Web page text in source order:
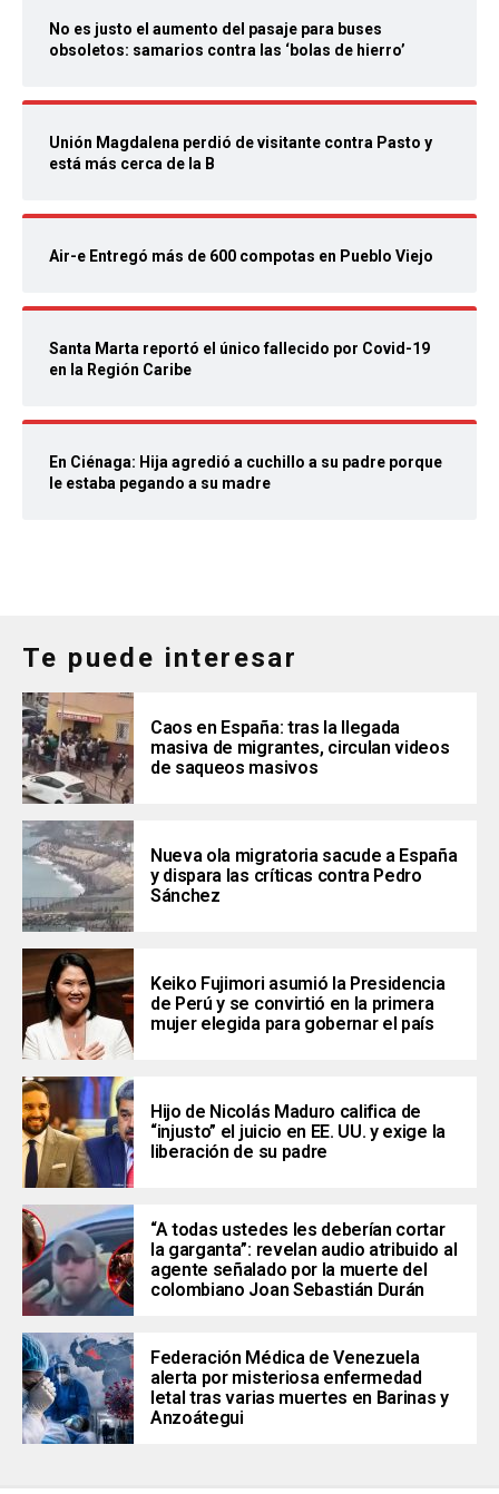
No es justo el aumento del pasaje para buses
obsoletos: samarios contra las ‘bolas de hierro’
Unión Magdalena perdió de visitante contra Pasto y
está más cerca de la B
Air-e Entregó más de 600 compotas en Pueblo Viejo
Santa Marta reportó el único fallecido por Covid-19
en la Región Caribe
En Ciénaga: Hija agredió a cuchillo a su padre porque
le estaba pegando a su madre
Te puede interesar
Caos en España: tras la llegada
masiva de migrantes, circulan videos
de saqueos masivos
Nueva ola migratoria sacude a España
y dispara las críticas contra Pedro
Sánchez
Keiko Fujimori asumió la Presidencia
de Perú y se convirtió en la primera
mujer elegida para gobernar el país
Hijo de Nicolás Maduro califica de
“injusto” el juicio en EE. UU. y exige la
liberación de su padre
“A todas ustedes les deberían cortar
la garganta”: revelan audio atribuido al
agente señalado por la muerte del
colombiano Joan Sebastián Durán
Federación Médica de Venezuela
alerta por misteriosa enfermedad
letal tras varias muertes en Barinas y
Anzoátegui